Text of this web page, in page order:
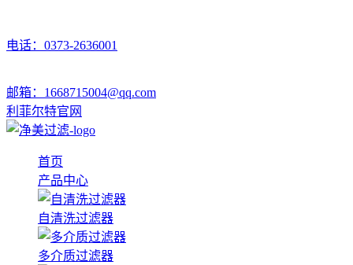
电话：0373-2636001
邮箱：1668715004@qq.com
利菲尔特官网
首页
产品中心
自清洗过滤器
多介质过滤器